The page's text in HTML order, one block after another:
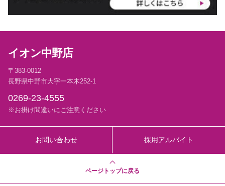
イオン中野店
〒383-0012
長野県中野市大字一本木252-1
0269-23-4555
※お掛け間違いにご注意ください
お問い合わせ 採用アルバイト
ページトップに戻る